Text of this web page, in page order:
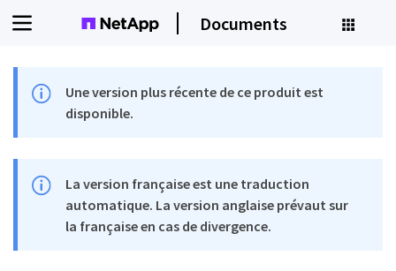
Documents
Une version plus récente de ce produit est
disponible.
La version française est une traduction
automatique. La version anglaise prévaut sur
la française en cas de divergence.